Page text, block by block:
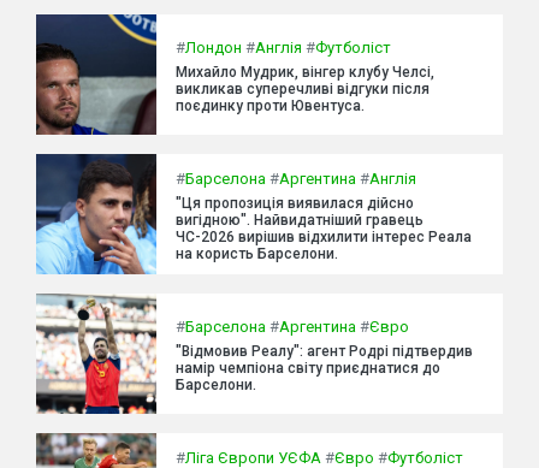
#Лондон #Англія #Футболіст
Михайло Мудрик, вінгер клубу Челсі,
викликав суперечливі відгуки після
поєдинку проти Ювентуса.
#Барселона #Аргентина #Англія
"Ця пропозиція виявилася дійсно
вигідною". Найвидатніший гравець
ЧС-2026 вирішив відхилити інтерес Реала
на користь Барселони.
#Барселона #Аргентина #Євро
"Відмовив Реалу": агент Родрі підтвердив
намір чемпіона світу приєднатися до
Барселони.
#Ліга Європи УЄФА #Євро #Футболіст